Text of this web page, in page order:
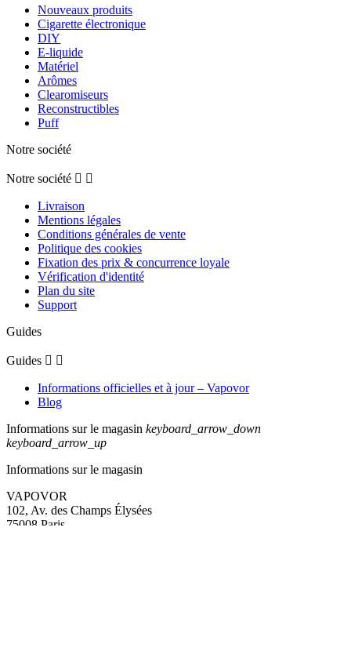
Nouveaux produits
Cigarette électronique
DIY
E-liquide
Matériel
Arômes
Clearomiseurs
Reconstructibles
Puff
Notre société
Notre société  
Livraison
Mentions légales
Conditions générales de vente
Politique des cookies
Fixation des prix & concurrence loyale
Vérification d'identité
Plan du site
Support
Guides
Guides  
Informations officielles et à jour – Vapovor
Blog
Informations sur le magasin keyboard_arrow_down
keyboard_arrow_up
Informations sur le magasin
VAPOVOR
102, Av. des Champs Élysées
75008 Paris